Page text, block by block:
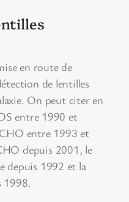
en route de
de lentilles
On peut citer en
entre 1990 et
entre 1993 et
depuis 2001, le
depuis 1992 et la
1998.